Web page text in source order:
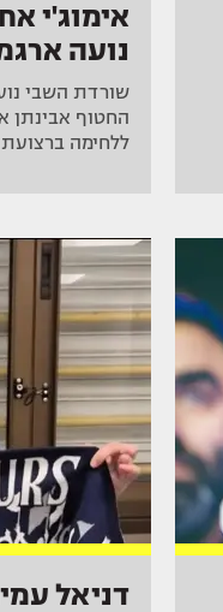
אימוג'י
נועה
שורדת השבי
החטוף אבינתן
ללחימה
דניאל